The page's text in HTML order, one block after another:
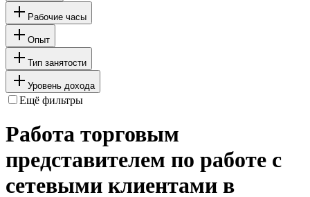
Рабочие часы
Опыт
Тип занятости
Уровень дохода
Ещё фильтры
Работа торговым
представителем по работе с
сетевыми клиентами в